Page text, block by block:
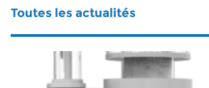
Toutes les actualités